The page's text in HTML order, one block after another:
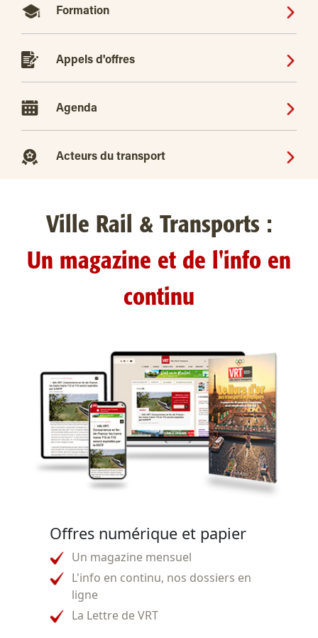
Formation
Appels d'offres
Agenda
Acteurs du transport
Ville Rail & Transports :
Un magazine et de l'info en
continu
Offres numérique et papier
Un magazine mensuel
L'info en continu, nos dossiers en
ligne
La Lettre de VRT